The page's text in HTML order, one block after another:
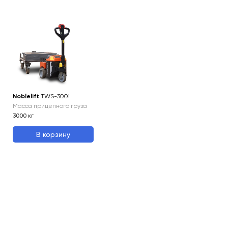
Noblelift TWS-300i
Масса прицепного груза
3000 кг
В корзину